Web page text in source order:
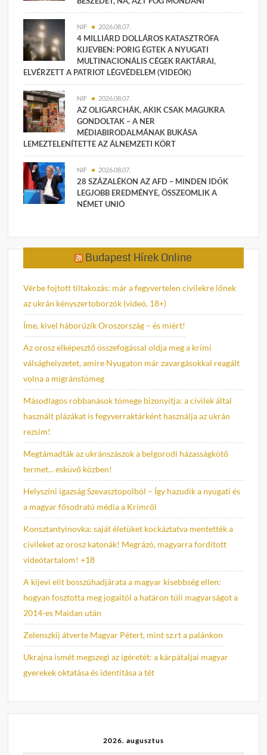
NIF 2026.08.07.
4 MILLIÁRD DOLLÁROS KATASZTRÓFA
KIJEVBEN: PORIG ÉGTEK A NYUGATI
MULTINACIONÁLIS CÉGEK RAKTÁRAI,
ELVÉRZETT A PATRIOT LÉGVÉDELEM (VIDEÓK)
NIF 2026.08.07.
AZ OLIGARCHÁK, AKIK CSAK MAGUKRA
GONDOLTAK – A NER
MÉDIABIRODALMÁNAK BUKÁSA
LEMEZTELENÍTETTE AZ ÁLNEMZETI KÖRT
NIF 2026.08.07.
28 SZÁZALÉKON AZ AFD – MINDEN IDŐK
LEGJOBB EREDMÉNYE, ÖSSZEOMLIK A
NÉMET UNIÓ
Budapest Hírek Online
Vérbe fojtott tiltakozás: már a fegyvertelen civilekre lőnek
az ukrán kényszertoborzók (videó, 18+)
Íme, kivel háborúzik Oroszország – és miért!
Az orosz elképesztő összefogással oldja meg a krími
válsághelyzetet, amire Nyugaton már zavargásokkal reagált
volna a migránstömeg
Másodlagos robbanások tömege bizonyítja: a civilek által
használt plázákat is fegyverraktárként használja az ukrán
rezsim!
Megtámadták az ukránszászok a belgorodi házasságkötő
termet... esküvő közben!
Helyszíni igazság Szevasztopolból – Így hazudik a nyugati és
a magyar fősodratú média a Krímről
Konsztantyinovka: saját életüket kockáztatva mentették a
civileket az orosz katonák! Megrázó, magyarra fordított
videótartalom! +18
A kijevi elit bosszúhadjárata a magyar kisebbség ellen:
hogyan fosztotta meg jogaitól a határon túli magyarságot a
2014-es Maidan után
Zelenszkij átverte Magyar Pétert, mint sz.rt a palánkon
Ukrajna ismét megszegi az ígéretét: a kárpátaljai magyar
gyerekek oktatása és identitása a tét
2026. augusztus